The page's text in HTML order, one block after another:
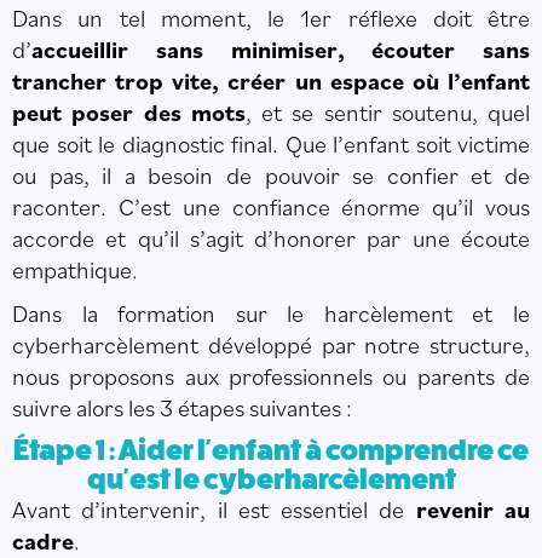
Dans un tel moment, le 1er réflexe doit être
d’accueillir sans minimiser, écouter sans
trancher trop vite, créer un espace où l’enfant
peut poser des mots, et se sentir soutenu, quel
que soit le diagnostic final. Que l’enfant soit victime
ou pas, il a besoin de pouvoir se confier et de
raconter. C’est une confiance énorme qu’il vous
accorde et qu’il s’agit d’honorer par une écoute
empathique.
Dans la formation sur le harcèlement et le
cyberharcèlement développé par notre structure,
nous proposons aux professionnels ou parents de
suivre alors les 3 étapes suivantes :
Étape 1 : Aider l'enfant à comprendre ce
qu'est le cyberharcèlement
Avant d’intervenir, il est essentiel de revenir au
cadre.